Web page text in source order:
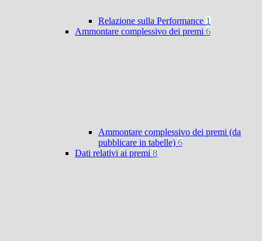
Relazione sulla Performance 1
Ammontare complessivo dei premi 6
Ammontare complessivo dei premi (da
pubblicare in tabelle) 6
Dati relativi ai premi 8